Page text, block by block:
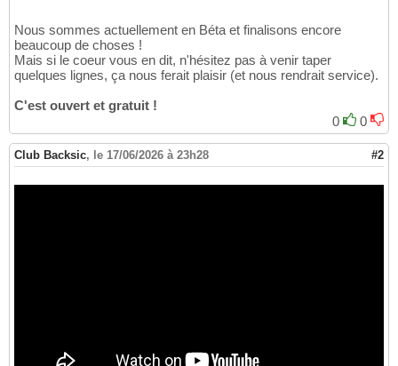
Nous sommes actuellement en Béta et finalisons encore
beaucoup de choses !
Mais si le coeur vous en dit, n'hésitez pas à venir taper
quelques lignes, ça nous ferait plaisir (et nous rendrait service).
C'est ouvert et gratuit !
0
0
Club Backsic, le 17/06/2026 à 23h28 #2